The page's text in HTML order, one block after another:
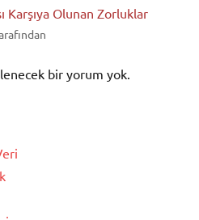
Karşıya Olunan Zorluklar
bir yorum yok.